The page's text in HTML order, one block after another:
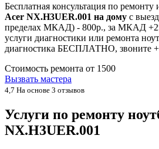
Бесплатная консультация по ремонту
Acer NX.H3UER.001 на дому с
пределах МКАД) - 800р., за МКАД
услуги диагностики или ремонта
диагностика БЕСПЛАТНО, звоните
Стоимость ремонта от 1500
Вызвать мастера
4,7 На основе 3 отзывов
Услуги по ремонту
NX.H3UER.001